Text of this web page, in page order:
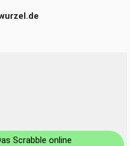
Scrabble online